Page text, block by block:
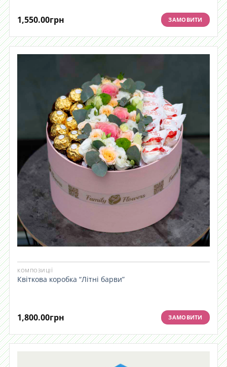
1,550.00грн ЗАМОВИТИ
КОМПОЗИЦІЇ
Квіткова коробка “Літні барви”
1,800.00грн ЗАМОВИТИ